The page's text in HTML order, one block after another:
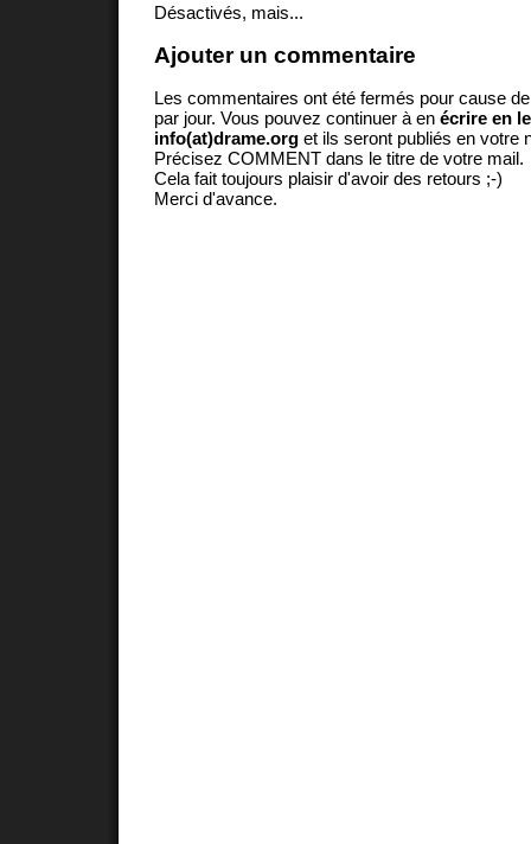
Désactivés, mais...
Ajouter un commentaire
Les commentaires ont été fermés pour cause
par jour. Vous pouvez continuer à en écrire en
info(at)drame.org et ils seront publiés en votre
Précisez COMMENT dans le titre de votre mail.
Cela fait toujours plaisir d'avoir des retours ;-)
Merci d'avance.